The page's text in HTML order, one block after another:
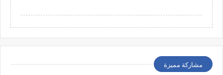
مشاركة مميزة